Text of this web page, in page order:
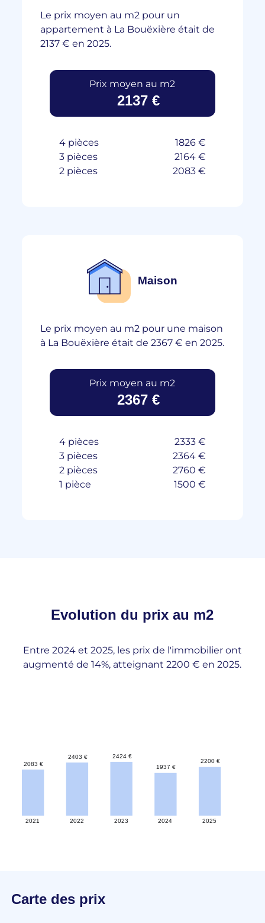
Le prix moyen au m2 pour un
appartement à La Bouëxière était de
2137 € en 2025.
Prix moyen au m2
2137 €
4 pièces
1826 €
3 pièces
2164 €
2 pièces
2083 €
Maison
Le prix moyen au m2 pour une maison
à La Bouëxière était de 2367 € en 2025.
Prix moyen au m2
2367 €
4 pièces
2333 €
3 pièces
2364 €
2 pièces
2760 €
1 pièce
1500 €
Evolution du prix au m2
Entre 2024 et 2025, les prix de l'immobilier ont
augmenté de 14%, atteignant 2200 € en 2025.
Carte des prix